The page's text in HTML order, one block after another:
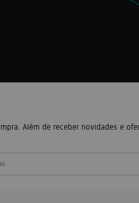
Além de receber novidades e